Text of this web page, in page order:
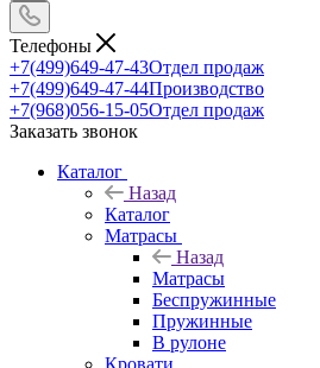
Телефоны
+7(499)649-47-43Отдел продаж
+7(499)649-47-44Производство
+7(968)056-15-05Отдел продаж
Заказать звонок
Каталог
Назад
Каталог
Матрасы
Назад
Матрасы
Беспружинные
Пружинные
В рулоне
Кровати